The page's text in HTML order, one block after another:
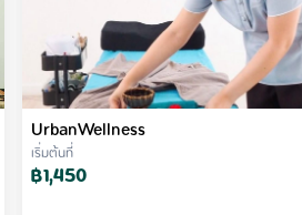
UrbanWellness
เริ่มต้นที่
฿1,450